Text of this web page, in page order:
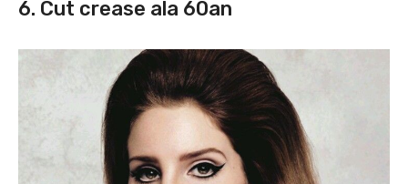
6. Cut crease ala 60an